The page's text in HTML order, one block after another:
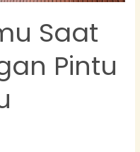
Saat
Pintu